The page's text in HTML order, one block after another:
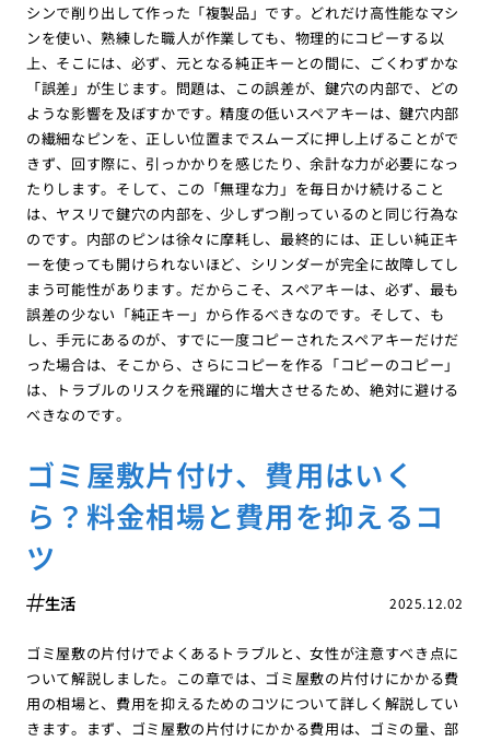
シンで削り出して作った「複製品」です。どれだけ高性能なマシ
ンを使い、熟練した職人が作業しても、物理的にコピーする以
上、そこには、必ず、元となる純正キーとの間に、ごくわずかな
「誤差」が生じます。問題は、この誤差が、鍵穴の内部で、どの
ような影響を及ぼすかです。精度の低いスペアキーは、鍵穴内部
の繊細なピンを、正しい位置までスムーズに押し上げることがで
きず、回す際に、引っかかりを感じたり、余計な力が必要になっ
たりします。そして、この「無理な力」を毎日かけ続けること
は、ヤスリで鍵穴の内部を、少しずつ削っているのと同じ行為な
のです。内部のピンは徐々に摩耗し、最終的には、正しい純正キ
ーを使っても開けられないほど、シリンダーが完全に故障してし
まう可能性があります。だからこそ、スペアキーは、必ず、最も
誤差の少ない「純正キー」から作るべきなのです。そして、も
し、手元にあるのが、すでに一度コピーされたスペアキーだけだ
った場合は、そこから、さらにコピーを作る「コピーのコピー」
は、トラブルのリスクを飛躍的に増大させるため、絶対に避ける
べきなのです。
ゴミ屋敷片付け、費用はいく
ら？料金相場と費用を抑えるコ
ツ
2025.12.02
生活
ゴミ屋敷の片付けでよくあるトラブルと、女性が注意すべき点に
ついて解説しました。この章では、ゴミ屋敷の片付けにかかる費
用の相場と、費用を抑えるためのコツについて詳しく解説してい
きます。まず、ゴミ屋敷の片付けにかかる費用は、ゴミの量、部